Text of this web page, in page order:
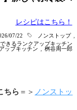
レシピはこちら！
07/22 ノンストップ
きるランクアップキッチン
ップキッチン
桝谷周一郎
ちら ＝＞ ノンストッ